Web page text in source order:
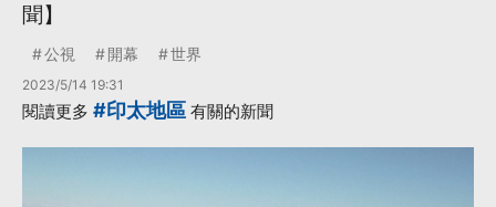
聞】
公視 開幕 世界
2023/5/14 19:31
閱讀更多 #印太地區 有關的新聞